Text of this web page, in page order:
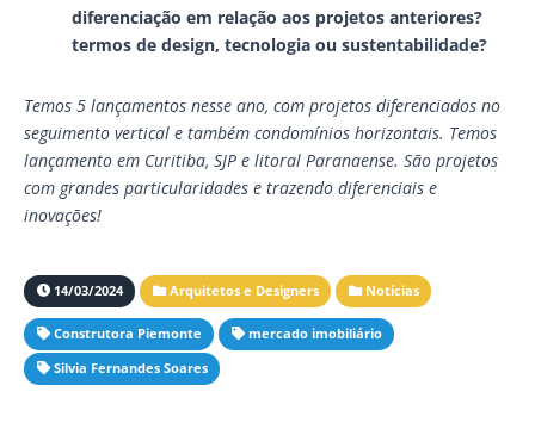
diferenciação em relação aos projetos anteriores?
termos de design, tecnologia ou sustentabilidade?
Temos 5 lançamentos nesse ano, com projetos diferenciados no
seguimento vertical e também condomínios horizontais. Temos
lançamento em Curitiba, SJP e litoral Paranaense. São projetos
com grandes particularidades e trazendo diferenciais e
inovações!
14/03/2024 Arquitetos e Designers Notícias
Construtora Piemonte
mercado imobiliário
Silvia Fernandes Soares